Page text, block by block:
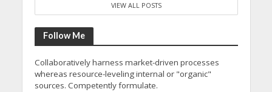
VIEW ALL POSTS
Follow Me
Collaboratively harness market-driven processes
whereas resource-leveling internal or "organic"
sources. Competently formulate.